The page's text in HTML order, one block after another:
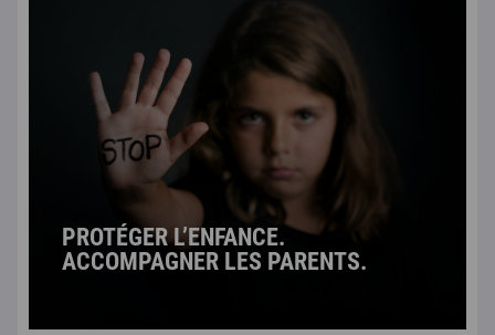
PROTÉGER L’ENFANCE.
ACCOMPAGNER LES PARENTS.